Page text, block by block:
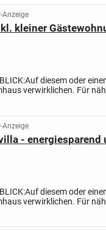
Anzeige
kleiner
Auf diesem oder
verwirklichen. Für
Anfrage stellen. Wir
Anzeige
-
Auf diesem oder
verwirklichen. Für
Anfrage stellen. Wir